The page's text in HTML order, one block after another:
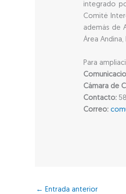
integrado
Comité
además de
Área
Para
Cámara de
Contacto:
Correo:
← Entrada anterior